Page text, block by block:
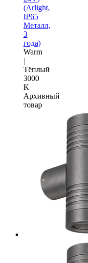
(Arlight,
IP65
Металл,
3
года)
Warm
|
Тёплый
3000
K
Архивный
товар